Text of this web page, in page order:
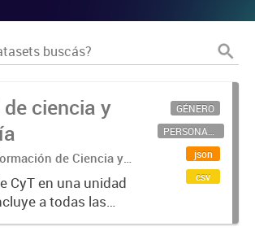
ciencia y
de Ciencia y
(SICYTAR)
CyT en una unidad
a todas las
GÉNERO
PERSONAL CIENTÍFICO-TECNOLÓGICO
json
csv